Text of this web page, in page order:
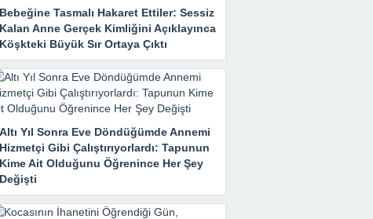
Bebeğine Tasmalı Hakaret Ettiler: Sessiz
Kalan Anne Gerçek Kimliğini Açıklayınca
Köşkteki Büyük Sır Ortaya Çıktı
Altı Yıl Sonra Eve Döndüğümde Annemi
Hizmetçi Gibi Çalıştırıyorlardı: Tapunun
Kime Ait Olduğunu Öğrenince Her Şey
Değişti